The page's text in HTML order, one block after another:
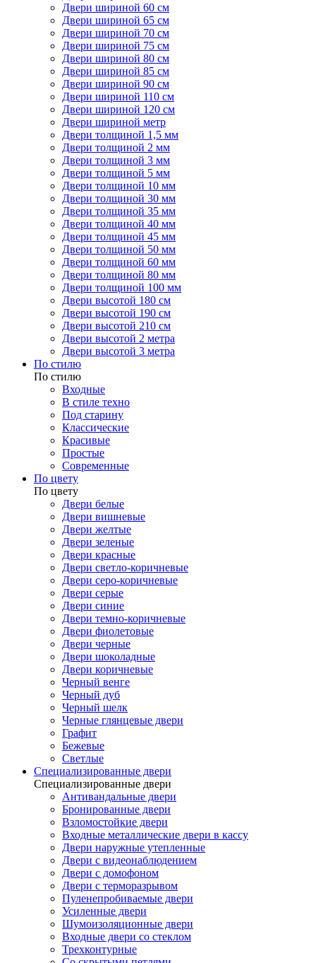
Двери шириной 60 см
Двери шириной 65 см
Двери шириной 70 см
Двери шириной 75 см
Двери шириной 80 см
Двери шириной 85 см
Двери шириной 90 см
Двери шириной 110 см
Двери шириной 120 см
Двери шириной метр
Двери толщиной 1,5 мм
Двери толщиной 2 мм
Двери толщиной 3 мм
Двери толщиной 5 мм
Двери толщиной 10 мм
Двери толщиной 30 мм
Двери толщиной 35 мм
Двери толщиной 40 мм
Двери толщиной 45 мм
Двери толщиной 50 мм
Двери толщиной 60 мм
Двери толщиной 80 мм
Двери толщиной 100 мм
Двери высотой 180 см
Двери высотой 190 см
Двери высотой 210 см
Двери высотой 2 метра
Двери высотой 3 метра
По стилю
По стилю
Входные
В стиле техно
Под старину
Классические
Красивые
Простые
Современные
По цвету
По цвету
Двери белые
Двери вишневые
Двери желтые
Двери зеленые
Двери красные
Двери светло-коричневые
Двери серо-коричневые
Двери серые
Двери синие
Двери темно-коричневые
Двери фиолетовые
Двери черные
Двери шоколадные
Двери коричневые
Черный венге
Черный дуб
Черный шелк
Черные глянцевые двери
Графит
Бежевые
Светлые
Специализированные двери
Специализированные двери
Антивандальные двери
Бронированные двери
Взломостойкие двери
Входные металлические двери в кассу
Двери наружные утепленные
Двери с видеонаблюдением
Двери с домофоном
Двери с терморазрывом
Пуленепробиваемые двери
Усиленные двери
Шумоизоляционные двери
Входные двери со стеклом
Трехконтурные